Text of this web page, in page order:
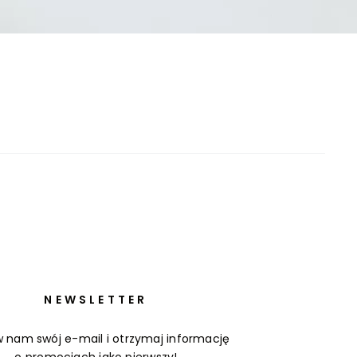
NEWSLETTER
nam swój e-mail i otrzymaj informację